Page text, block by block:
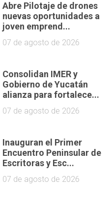
Abre Pilotaje de drones
nuevas oportunidades a
joven emprend...
07 de agosto de 2026
Consolidan IMER y
Gobierno de Yucatán
alianza para fortalece...
07 de agosto de 2026
Inauguran el Primer
Encuentro Peninsular de
Escritoras y Esc...
07 de agosto de 2026